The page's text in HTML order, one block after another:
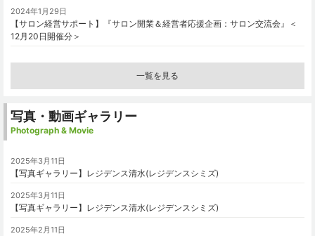
2024年1月29日
【サロン経営サポート】『サロン開業＆経営者応援企画：サロン交流会』＜
12月20日開催分＞
一覧を見る
写真・動画ギャラリー
Photograph & Movie
2025年3月11日
【写真ギャラリー】レジデンス清水(レジデンスシミズ)
2025年3月11日
【写真ギャラリー】レジデンス清水(レジデンスシミズ)
2025年2月11日